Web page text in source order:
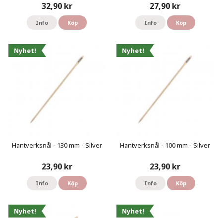
32,90 kr
Info Köp
27,90 kr
Info Köp
Nyhet!
Hantverksnål - 130 mm - Silver
23,90 kr
Info Köp
Nyhet!
Hantverksnål - 100 mm - Silver
23,90 kr
Info Köp
Nyhet! Nyhet!